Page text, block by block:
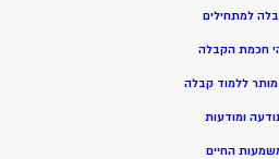
למתחילים
חכמת הקבלה
ללמוד קבלה
ומודעות
החיים